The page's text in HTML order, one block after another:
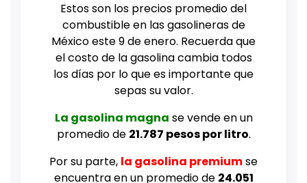
Estos son los precios promedio del
combustible en las gasolineras de
México este 9 de enero. Recuerda que
el costo de la gasolina cambia todos
los días por lo que es importante que
sepas su valor.
La gasolina magna se vende en un
promedio de 21.787 pesos por litro.
Por su parte, la gasolina premiumse
encuentra en un promedio de 24.051